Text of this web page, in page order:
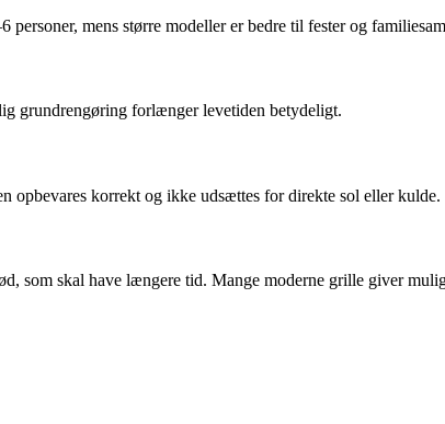
mens større modeller er bedre til fester og
grundrengøring forlænger levetiden betydeligt.
opbevares korrekt og ikke udsættes for direkte sol eller kulde.
som skal have længere tid. Mange moderne grille giver